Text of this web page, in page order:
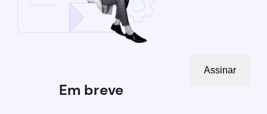
Em breve
Assinar